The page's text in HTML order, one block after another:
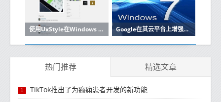
使用UxStyle在Windows 7上安装应用自定义主题 Google在其云平台上增强了对Windows的支持
热门推荐 精选文章
1 TikTok推出了为癫痫患者开发的新功能